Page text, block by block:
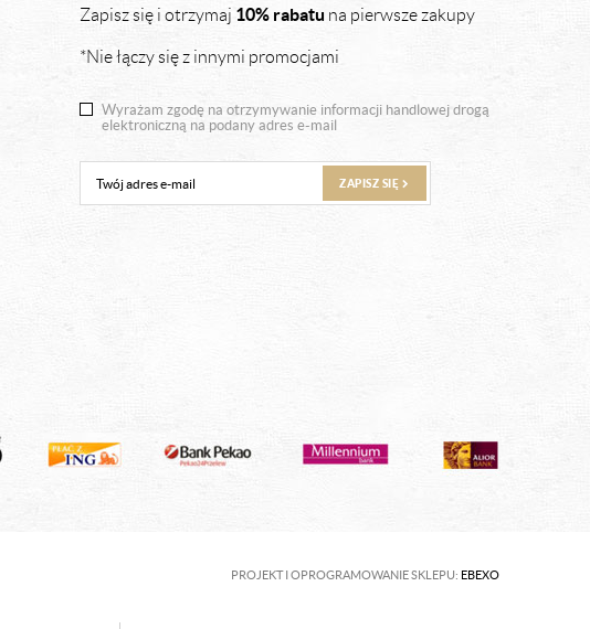
Zapisz się i otrzymaj 10% rabatu na pierwsze zakupy
*Nie łączy się z innymi promocjami
Wyrażam zgodę na otrzymywanie informacji handlowej drogą
elektroniczną na podany adres e-mail
ZAPISZ SIĘ
PROJEKT I OPROGRAMOWANIE SKLEPU: EBEXO